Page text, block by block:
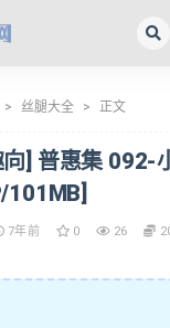
丝腿大全 正文
向] 普惠集 092-
101MB]
7年前 0 26